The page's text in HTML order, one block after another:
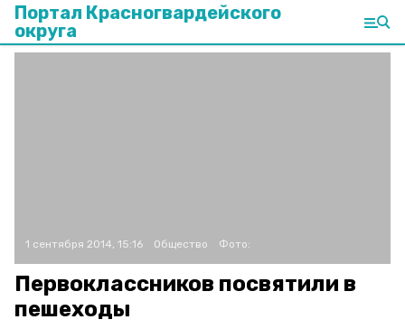
Портал Красногвардейского
округа
1 сентября 2014, 15:16 Общество Фото:
Первоклассников посвятили в
пешеходы